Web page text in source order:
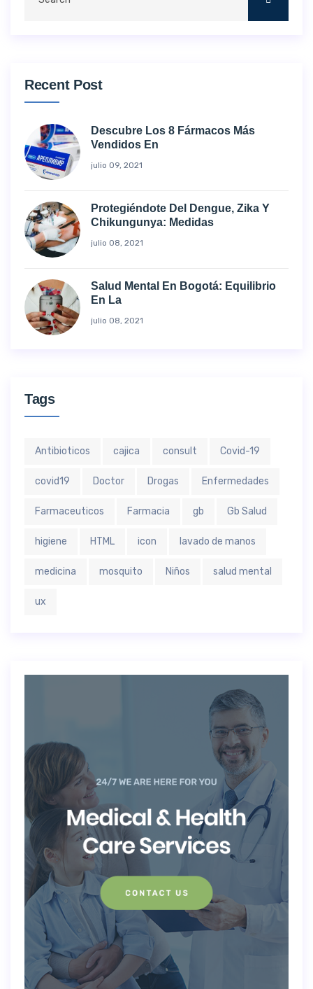
Recent Post
Descubre Los 8 Fármacos Más
Vendidos En
julio 09, 2021
Protegiéndote Del Dengue, Zika Y
Chikungunya: Medidas
julio 08, 2021
Salud Mental En Bogotá: Equilibrio
En La
julio 08, 2021
Tags
Antibioticos cajica consult Covid-19
covid19 Doctor Drogas Enfermedades
Farmaceuticos Farmacia gb Gb Salud
higiene HTML icon lavado de manos
medicina mosquito Niños salud mental
ux